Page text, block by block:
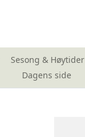
Sesong & Høytider
Dagens side